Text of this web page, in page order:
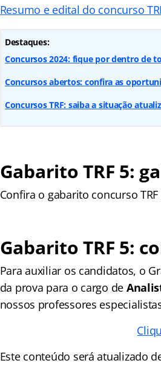
Resumo e edital do concurso
Destaques:
Concursos 2024: fique por dentro de
Concursos abertos: confira as
Concursos TRF: saiba a situação
Gabarito TRF 5:
Confira o gabarito concurso
Gabarito TRF 5:
Para auxiliar os candidatos, o
da prova para o cargo de
nossos professores
Este conteúdo será atualizado